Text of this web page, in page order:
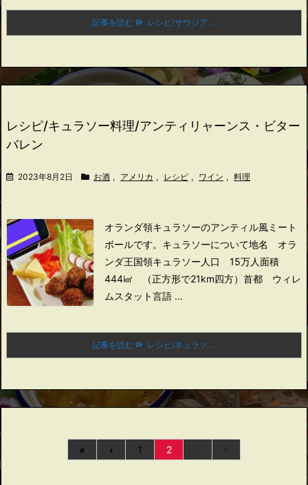
記事を読む レシピ/サウジア ...
レシピ/キュラソー料理/アンティリャーンス・ビター
バレン
2023年8月2日 お酒 , アメリカ , レシピ , ワイン , 料理
オランダ領キュラソーのアンティル風ミート
ボールです。 キュラソーについて地名 オラ
ンダ王国領キュラソー 人口 15万人面積
444㎢ （正方形で21km四方） 首都 ウィレ
ムスタット言語 ...
記事を読む レシピ/キュラソ ...
« ‹ 1 2